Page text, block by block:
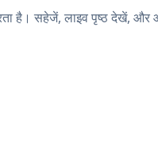
है। सहेजें, लाइव पृष्ठ देखें,